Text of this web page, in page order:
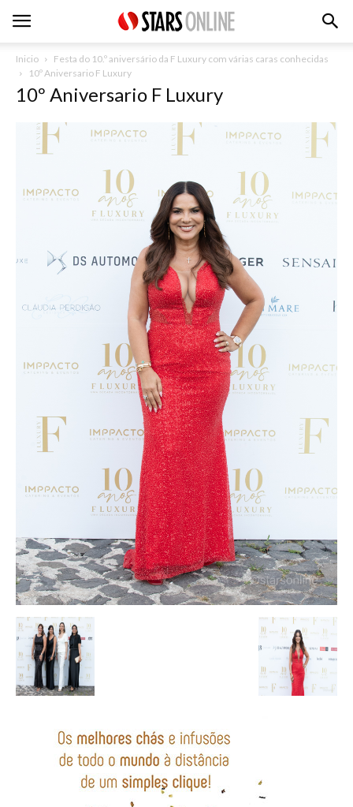
Inicio
Festa do 10.º aniversário da F Luxury com várias caras conhecidas
10º Aniversario F Luxury
10º Aniversario F Luxury